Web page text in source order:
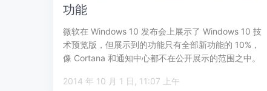
功能
微软在 Windows 10 发布会上展示了 Windows 10 技
术预览版，但展示到的功能只有全部新功能的 10%，
像 Cortana 和通知中心都不在公开展示的范围之中。
2014 年 10 月 1 日, 11:07 上午